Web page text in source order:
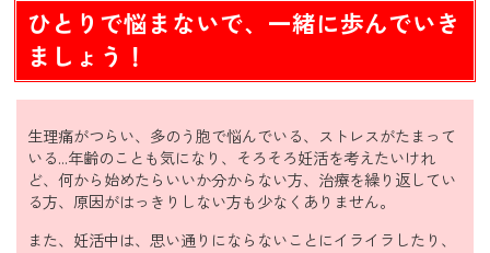
ひとりで悩まないで、一緒に歩んでいき
ましょう！
生理痛がつらい、多のう胞で悩んでいる、ストレスがたまって
いる…年齢のことも気になり、そろそろ妊活を考えたいけれ
ど、何から始めたらいいか分からない方、治療を繰り返してい
る方、原因がはっきりしない方も少なくありません。
また、妊活中は、思い通りにならないことにイライラしたり、